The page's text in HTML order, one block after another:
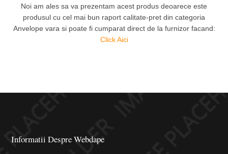
Noi am ales sa va prezentam acest produs deoarece este
produsul cu cel mai bun raport calitate-pret din categoria
Anvelope vara si poate fi cumparat direct de la furnizor facand:
Click Aici
Informatii Despre Webdape